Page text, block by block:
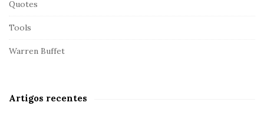
Quotes
Tools
Warren Buffet
Artigos recentes